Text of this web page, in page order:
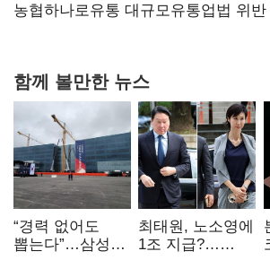
불만 확산
농협하나로유통 대규모유통업법 위
함께 볼만한 뉴스
“경력 없어도
뽑는다”…삼성
최태원, 노소영에
1조 지급?…